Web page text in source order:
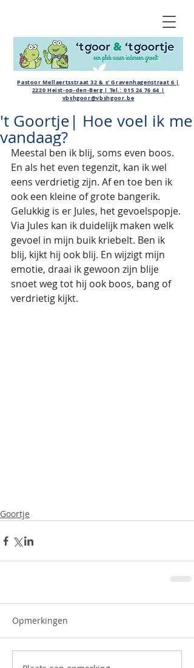
Pastoor Mellaertsstraat 32 & s' Gravenhagenstraat 6 |
2220 Heist-op-den-Berg | Tel.:015 24 76 64 |
vbshgoor@vbshgoor.be
't Goortje| Hoe voel ik me
vandaag?
Meestal ben ik blij, soms even boos.
En als het even tegenzit, kan ik wel
eens verdrietig zijn. Af en toe ben ik
ook een kleine of grote bangerik.
Gelukkig is er Jules, het gevoelspopje.
Via Jules kan ik duidelijk maken welk
gevoel in mijn buik kriebelt. Ben ik
blij, kijkt hij ook blij. En wijzigt mijn
emotie, draai ik gewoon zijn blije
snoet weg tot hij ook boos, bang of
verdrietig kijkt.
Goortje
Opmerkingen